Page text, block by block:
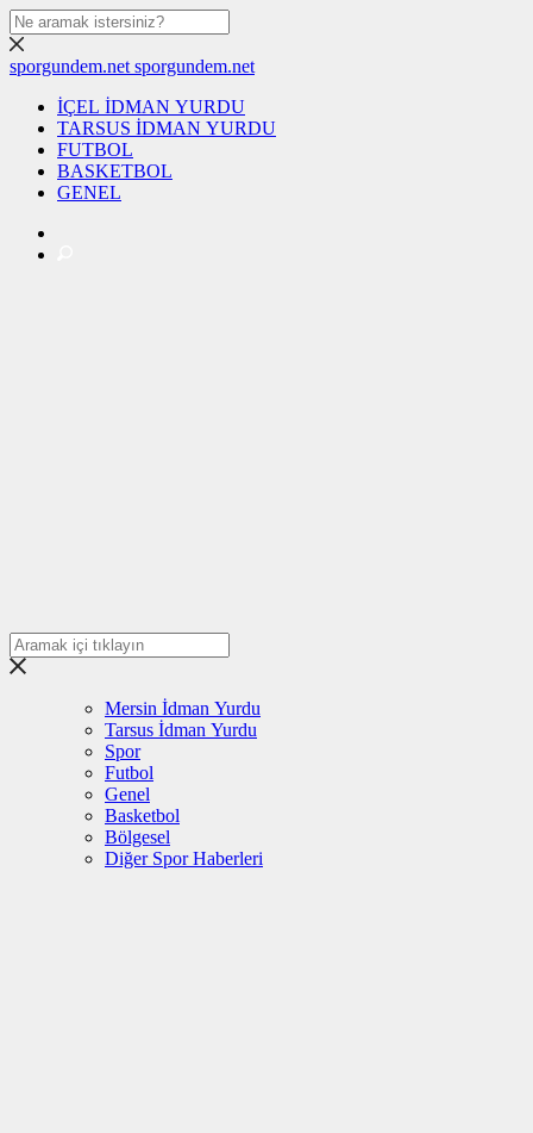
sporgundem.net sporgundem.net
İÇEL İDMAN YURDU
TARSUS İDMAN YURDU
FUTBOL
BASKETBOL
GENEL
Mersin İdman Yurdu
Tarsus İdman Yurdu
Spor
Futbol
Genel
Basketbol
Bölgesel
Diğer Spor Haberleri